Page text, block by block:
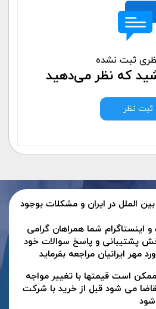
ثبت نشده
که نظر می‌دهید
ثبت نظر
الملل در ایران و مشکلات بوجود
اینستاگرام شما همراهان گرامی
پشتیبانی و پاسخ سوالات خود
مهر ایرانیان مراجعه بفرماید
است قیمتها با تغییر مواجه
می شود قبل از خرید با شرکت
شود